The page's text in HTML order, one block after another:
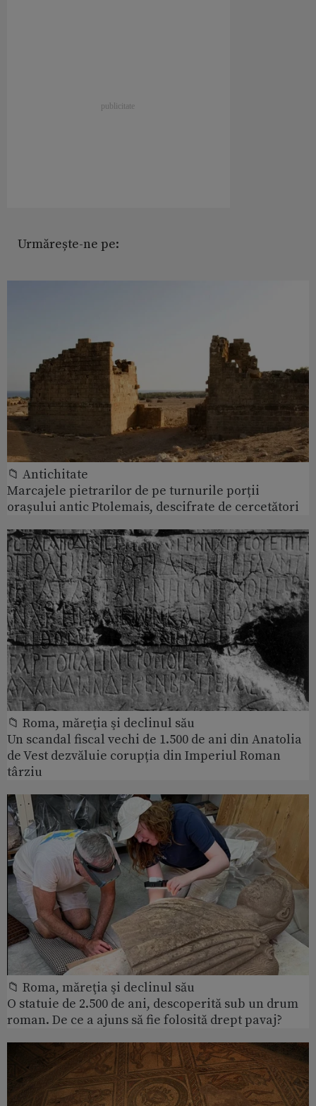
Urmărește-ne pe:
📁 Antichitate
Marcajele pietrarilor de pe turnurile porții
orașului antic Ptolemais, descifrate de cercetători
📁 Roma, măreţia şi declinul său
Un scandal fiscal vechi de 1.500 de ani din Anatolia
de Vest dezvăluie corupția din Imperiul Roman
târziu
📁 Roma, măreţia şi declinul său
O statuie de 2.500 de ani, descoperită sub un drum
roman. De ce a ajuns să fie folosită drept pavaj?